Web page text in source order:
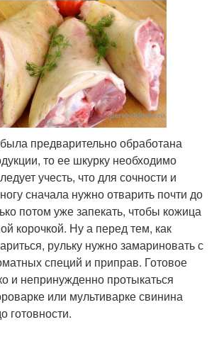
предварительно обработана
то ее шкурку необходимо
учесть, что для сочности и
сначала нужно отварить почти до
потом уже запекать, чтобы кожица
корочкой. Ну а перед тем, как
рульку нужно замариновать с
специй и приправ. Готовое
и непринужденно протыкаться
или мультиварке свинина
готовности.